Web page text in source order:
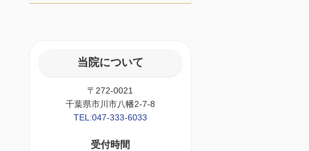
当院について
〒272-0021
千葉県市川市八幡2-7-8
TEL:047-333-6033
受付時間